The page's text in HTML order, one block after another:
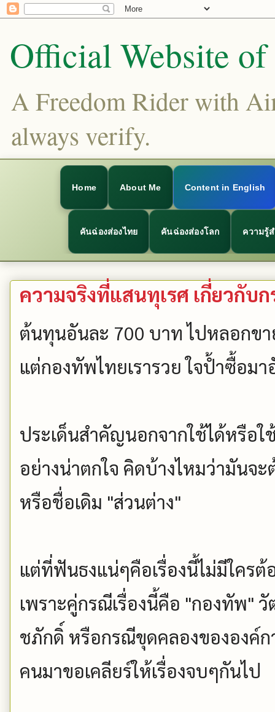
Official Website
A Freedom Rider with
always verify.
Home About Me Content in English
คันฉ่องส่องไทย คันฉ่องส่องโลก ความรู้
ความจริงที่แสนทุเรศ เกี่ยวกับ
ต้นทุนอันละ 700 บาท ไปหลอกข
แต่กองทัพไทยเรารวย ใจป้ำซื้อม
ประเด็นสำคัญนอกจากใช้ได้หรือใ
อย่างน่าตกใจ คิดบ้างไหมว่ามันจ
หรือชื่อเดิม "ส่วนต่าง"
แต่ที่ฟันธงแน่ๆคือเรื่องนี้ไม่มีใครต้
เพราะคู่กรณีเรื่องนี้คือ "กองทัพ"
ชภักดิ์ หรือกรณีขุดคลองขององค์
คนมาขอเคลียร์ให้เรื่องจบๆกันไป